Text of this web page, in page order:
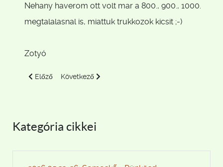
Nehany haverom ott volt mar a 800., 900., 1000.
megtalalasnal is, miattuk trukkozok kicsit ;-)
Zotyó
Előző cikk: 2025.08.03-06: Bicikli / Holt-Kőrös
Előző Következő cikk: 2025.02.08: Forraltboros túra
Következő
Kategória cikkei